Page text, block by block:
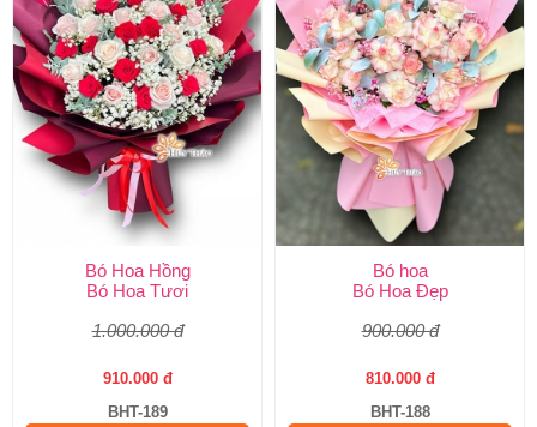
Bó Hoa Hồng
Bó Hoa Tươi
1.000.000 đ
910.000 đ
BHT-189
Bó hoa
Bó Hoa Đẹp
900.000 đ
810.000 đ
BHT-188